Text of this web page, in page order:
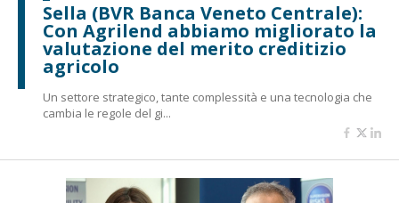
Sella (BVR Banca Veneto Centrale):
Con Agrilend abbiamo migliorato la
valutazione del merito creditizio
agricolo
Un settore strategico, tante complessità e una tecnologia che
cambia le regole del gi...